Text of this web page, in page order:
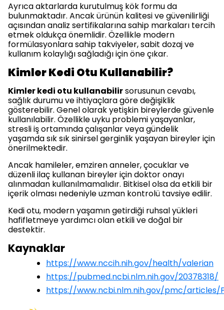
Ayrıca aktarlarda kurutulmuş kök formu da
bulunmaktadır. Ancak ürünün kalitesi ve güvenilirliği
açısından analiz sertifikalarına sahip markaları tercih
etmek oldukça önemlidir. Özellikle modern
formülasyonlara sahip takviyeler, sabit dozaj ve
kullanım kolaylığı sağladığı için öne çıkar.
Kimler Kedi Otu Kullanabilir?
Kimler kedi otu kullanabilirsorusunun cevabı,
sağlık durumu ve ihtiyaçlara göre değişiklik
gösterebilir. Genel olarak yetişkin bireylerde güvenle
kullanılabilir. Özellikle uyku problemi yaşayanlar,
stresli iş ortamında çalışanlar veya gündelik
yaşamda sık sık sinirsel gerginlik yaşayan bireyler için
önerilmektedir.
Ancak hamileler, emziren anneler, çocuklar ve
düzenli ilaç kullanan bireyler için doktor onayı
alınmadan kullanılmamalıdır. Bitkisel olsa da etkili bir
içerik olması nedeniyle uzman kontrolü tavsiye edilir.
Kedi otu, modern yaşamın getirdiği ruhsal yükleri
hafifletmeye yardımcı olan etkili ve doğal bir
destektir.
Kaynaklar
https://www.nccih.nih.gov/health/valerian
https://pubmed.ncbi.nlm.nih.gov/20378318/
https://www.ncbi.nlm.nih.gov/pmc/articles/